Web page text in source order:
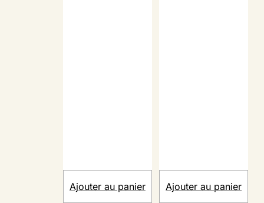
Ajouter au panier Ajouter au panier